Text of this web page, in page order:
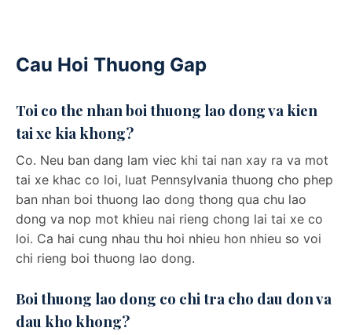
Cau Hoi Thuong Gap
Toi co the nhan boi thuong lao dong va kien
tai xe kia khong?
Co. Neu ban dang lam viec khi tai nan xay ra va mot
tai xe khac co loi, luat Pennsylvania thuong cho phep
ban nhan boi thuong lao dong thong qua chu lao
dong va nop mot khieu nai rieng chong lai tai xe co
loi. Ca hai cung nhau thu hoi nhieu hon nhieu so voi
chi rieng boi thuong lao dong.
Boi thuong lao dong co chi tra cho dau don va
dau kho khong?